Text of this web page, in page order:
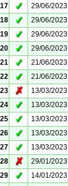
✓ 29/06/2023
✓ 29/06/2023
✓ 29/06/2023
✓ 29/06/2023
✓ 21/06/2023
✓ 21/06/2023
✗ 13/03/2023
✓ 13/03/2023
✓ 13/03/2023
✓ 13/03/2023
✓ 13/03/2023
✗ 29/01/2023
✓ 14/01/2023